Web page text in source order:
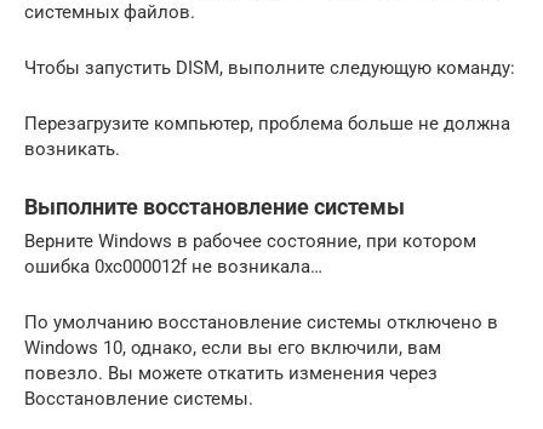
системных файлов.
Чтобы запустить DISM, выполните следующую команду:
Перезагрузите компьютер, проблема больше не должна
возникать.
Выполните восстановление системы
Верните Windows в рабочее состояние, при котором
ошибка 0xc000012f не возникала…
По умолчанию восстановление системы отключено в
Windows 10, однако, если вы его включили, вам
повезло. Вы можете откатить изменения через
Восстановление системы.